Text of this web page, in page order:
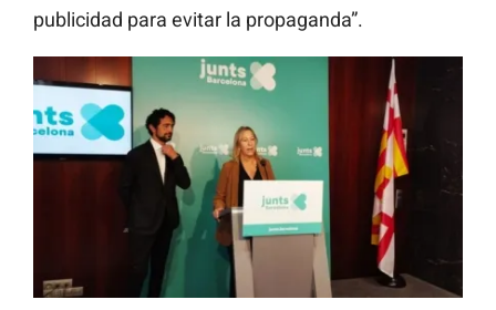
publicidad para evitar la propaganda”.